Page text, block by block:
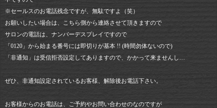
※セールスのお電話残念ですが、無駄ですよ（笑）
お願いしたい場合は、こちら側から連絡させて頂きますので
サロンの電話は、ナンバーデスプレイですので
「0120」から始まる番号には即切りが基本 !! (時間勿体ないので)
「非通知」は受信拒否設定してありますので、かかって来ませんし…
ぜひ、非通知設定されているお客様、解除後お電話下さい。
お客様からのお電話は、ご予約やお問い合わせのなのですが